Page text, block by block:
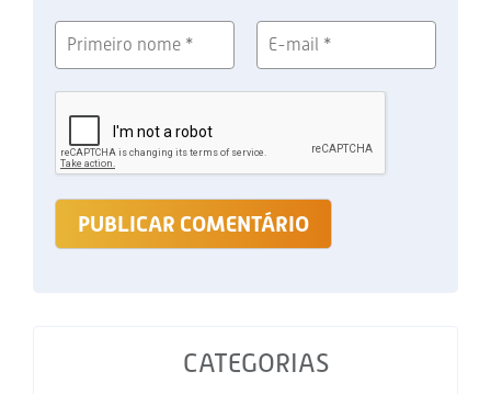
CATEGORIAS